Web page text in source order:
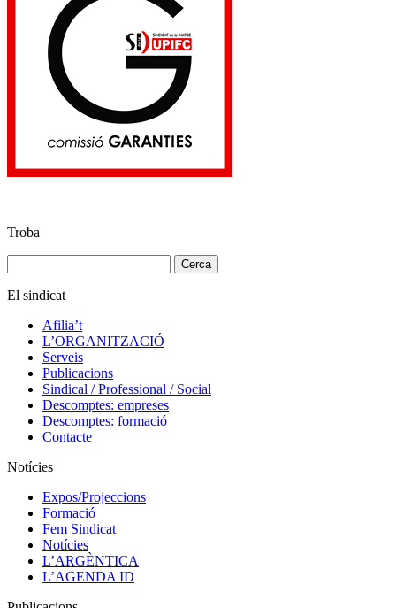
Troba
El sindicat
Afilia’t
L’ORGANITZACIÓ
Serveis
Publicacions
Sindical / Professional / Social
Descomptes: empreses
Descomptes: formació
Contacte
Notícies
Expos/Projeccions
Formació
Fem Sindicat
Notícies
L’ARGÈNTICA
L’AGENDA ID